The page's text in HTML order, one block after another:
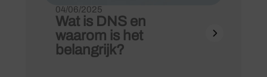
04/06/2025
Wat is DNS en
waarom is het
belangrijk?